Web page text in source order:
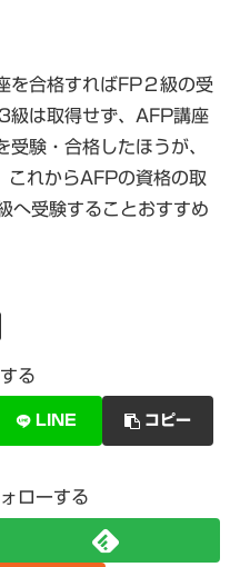
を合格すればFP２級の受
級は取得せず、AFP講座
験・合格したほうが、
これからAFPの資格の取
へ受験することおすすめ
る
LINE コピー
ローする